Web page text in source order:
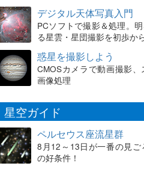
デジタル天体写真入門
PCソフトで撮影＆処理。
る星雲・星団撮影を初歩か
惑星を撮影しよう
CMOSカメラで動画撮影
画像処理
星空ガイド
ペルセウス座流星群
8月12～13日が一番の見ご
の好条件！